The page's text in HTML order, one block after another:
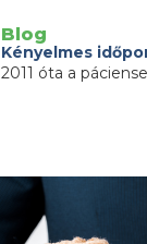
Blog
Kényelmes
2011 óta a